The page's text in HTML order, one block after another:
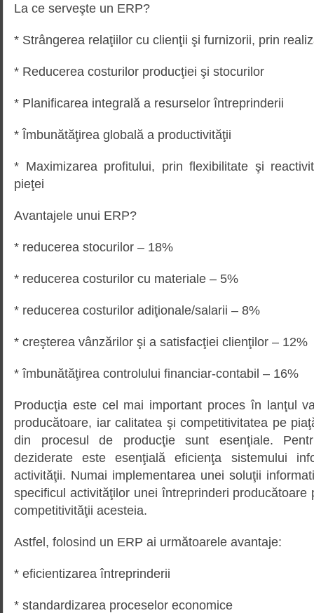
La ce serveşte un ERP?
* Strângerea relaţiilor cu clienţii şi furnizorii, prin
* Reducerea costurilor producţiei şi stocurilor
* Planificarea integrală a resurselor întreprinderii
* Îmbunătăţirea globală a productivităţii
* Maximizarea profitului, prin flexibilitate şi
pieţei
Avantajele unui ERP?
* reducerea stocurilor – 18%
* reducerea costurilor cu materiale – 5%
* reducerea costurilor adiţionale/salarii – 8%
* creşterea vânzărilor şi a satisfacţiei clienţilor – 12%
* îmbunătăţirea controlului financiar-contabil – 16%
Producţia este cel mai important proces în lanţul
producătoare, iar calitatea şi competitivitatea pe
din procesul de producţie sunt esenţiale.
deziderate este esenţială eficienţa sistemului
activităţii. Numai implementarea unei soluţii
specificul activităţilor unei întreprinderi producătoare
competitivităţii acesteia.
Astfel, folosind un ERP ai următoarele avantaje:
* eficientizarea întreprinderii
* standardizarea proceselor economice